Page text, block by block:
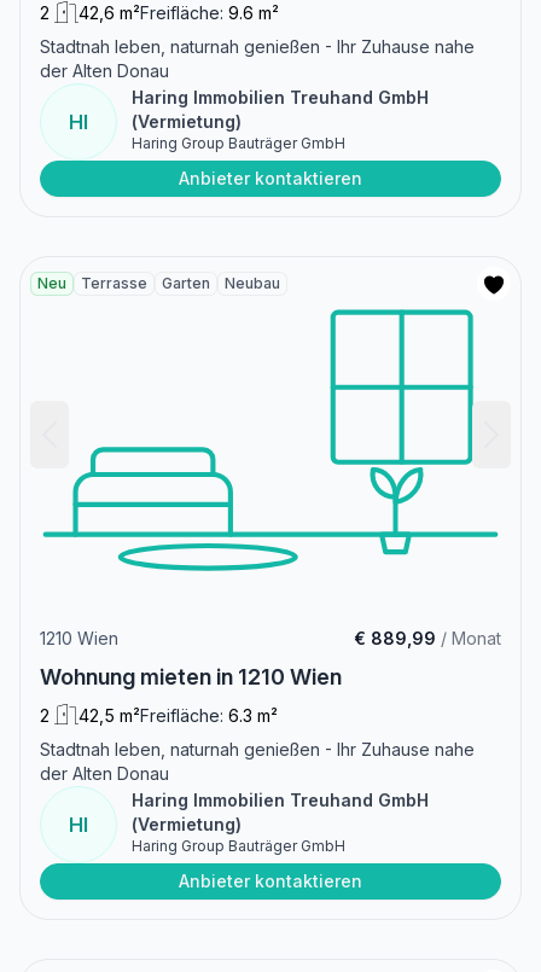
2 42,6 m²Freifläche: 9.6 m²
Stadtnah leben, naturnah genießen - Ihr Zuhause nahe
der Alten Donau
HI
Haring Immobilien Treuhand GmbH
(Vermietung)
Haring Group Bauträger GmbH
Anbieter kontaktieren
Neu Terrasse Garten Neubau
1210 Wien € 889,99 / Monat
Wohnung mieten in 1210 Wien
2 42,5 m²Freifläche: 6.3 m²
Stadtnah leben, naturnah genießen - Ihr Zuhause nahe
der Alten Donau
HI
Haring Immobilien Treuhand GmbH
(Vermietung)
Haring Group Bauträger GmbH
Anbieter kontaktieren